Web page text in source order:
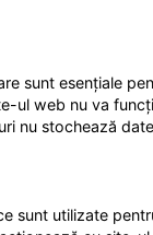
sunt esențiale
ul web nu va
nu stochează
sunt utilizate